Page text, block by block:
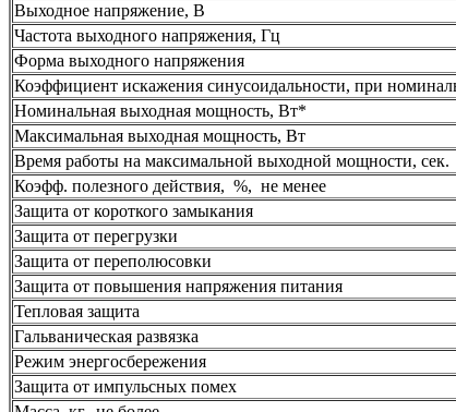
Выходное напряжение, В
Частота выходного напряжения, Гц
Форма выходного напряжения
Коэффициент искажения синусоидальности, при
Номинальная выходная мощность, Вт*
Максимальная выходная мощность, Вт
Время работы на максимальной выходной мощности, сек.
Коэфф. полезного действия, %, не менее
Защита от короткого замыкания
Защита от перегрузки
Защита от переполюсовки
Защита от повышения напряжения питания
Тепловая защита
Гальваническая развязка
Режим энергосбережения
Защита от импульсных помех